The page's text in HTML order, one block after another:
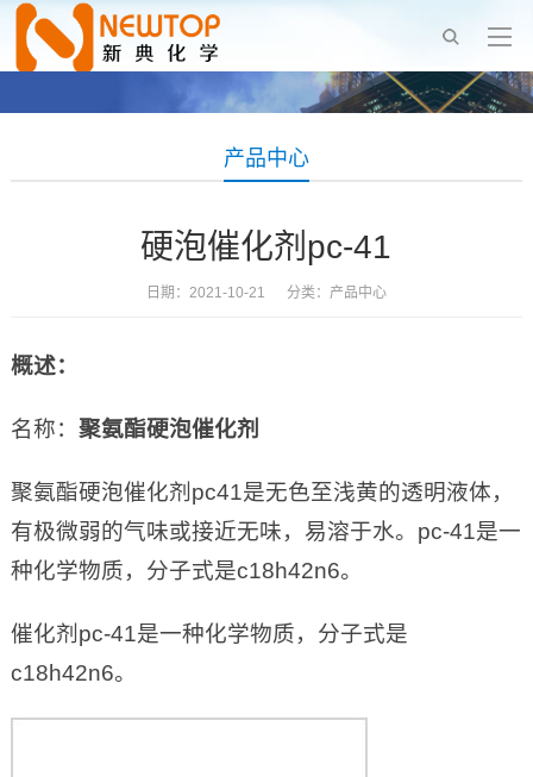
产品中心
硬泡催化剂pc-41
日期：2021-10-21 分类： 产品中心
概述：
名称： 聚氨酯硬泡催化剂
聚氨酯硬泡催化剂pc41是无色至浅黄的透明液体，
有极微弱的气味或接近无味，易溶于水。pc-41是一
种化学物质，分子式是c18h42n6。
催化剂pc-41是一种化学物质，分子式是
c18h42n6。